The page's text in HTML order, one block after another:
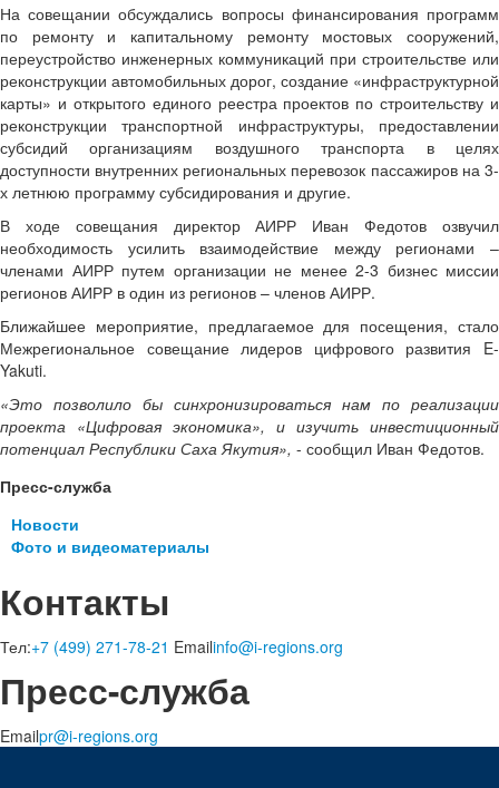
На совещании обсуждались вопросы финансирования программ
по ремонту и капитальному ремонту мостовых сооружений,
переустройство инженерных коммуникаций при строительстве или
реконструкции автомобильных дорог, создание «инфраструктурной
карты» и открытого единого реестра проектов по строительству и
реконструкции транспортной инфраструктуры, предоставлении
субсидий организациям воздушного транспорта в целях
доступности внутренних региональных перевозок пассажиров на 3-
х летнюю программу субсидирования и другие.
В ходе совещания директор АИРР Иван Федотов озвучил
необходимость усилить взаимодействие между регионами –
членами АИРР путем организации не менее 2-3 бизнес миссии
регионов АИРР в один из регионов – членов АИРР.
Ближайшее мероприятие, предлагаемое для посещения, стало
Межрегиональное совещание лидеров цифрового развития E-
Yakuti.
«Это позволило бы синхронизироваться нам по реализации
проекта «Цифровая экономика», и изучить инвестиционный
потенциал Республики Саха Якутия», - сообщил Иван Федотов.
Пресс-служба
Новости
Фото и видеоматериалы
Контакты
Тел:+7 (499) 271-78-21 Emailinfo@i-regions.org
Пресс-служба
Emailpr@i-regions.org